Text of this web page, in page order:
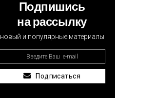
Подпишись
на рассылку
новый и популярные материалы
Подписаться